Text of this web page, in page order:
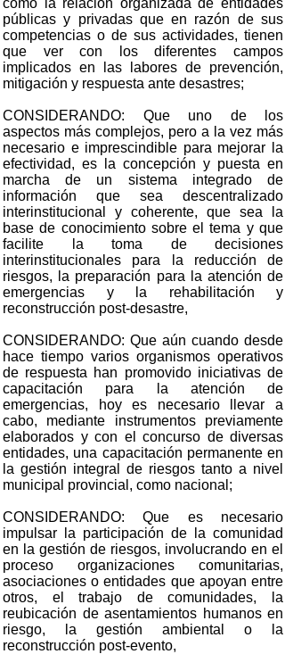
como la relación organizada de entidades
públicas y privadas que en razón de sus
competencias o de sus actividades, tienen
que ver con los diferentes campos
implicados en las labores de prevención,
mitigación y respuesta ante desastres;
CONSIDERANDO: Que uno de los
aspectos más complejos, pero a la vez más
necesario e imprescindible para mejorar la
efectividad, es la concepción y puesta en
marcha de un sistema integrado de
información que sea descentralizado
interinstitucional y coherente, que sea la
base de conocimiento sobre el tema y que
facilite la toma de decisiones
interinstitucionales para la reducción de
riesgos, la preparación para la atención de
emergencias y la rehabilitación y
reconstrucción post-desastre,
CONSIDERANDO: Que aún cuando desde
hace tiempo varios organismos operativos
de respuesta han promovido iniciativas de
capacitación para la atención de
emergencias, hoy es necesario llevar a
cabo, mediante instrumentos previamente
elaborados y con el concurso de diversas
entidades, una capacitación permanente en
la gestión integral de riesgos tanto a nivel
municipal provincial, como nacional;
CONSIDERANDO: Que es necesario
impulsar la participación de la comunidad
en la gestión de riesgos, involucrando en el
proceso organizaciones comunitarias,
asociaciones o entidades que apoyan entre
otros, el trabajo de comunidades, la
reubicación de asentamientos humanos en
riesgo, la gestión ambiental o la
reconstrucción post-evento,